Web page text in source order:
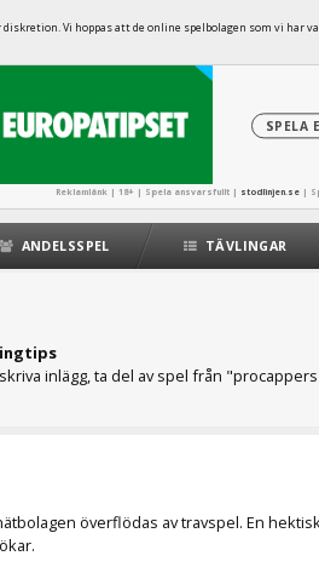
Vi hoppas att de online spelbolagen som vi
SPELA
Reklamlänk | 18+ | Spela ansvarsfullt | stodlinjen.se |
ANDELSSPEL TÄVLINGAR
inlägg, ta del av spel från
överflödas av travspel. En